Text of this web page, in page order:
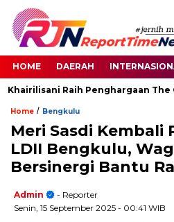
HOME DAERAH
Raih Penghargaan The
Home / Bengkulu
Meri Sasdi Kembali
LDII Bengkulu,
Bersinergi Bantu
Admin
- Reporter
Senin, 15 September 2025 - 00:41 WIB